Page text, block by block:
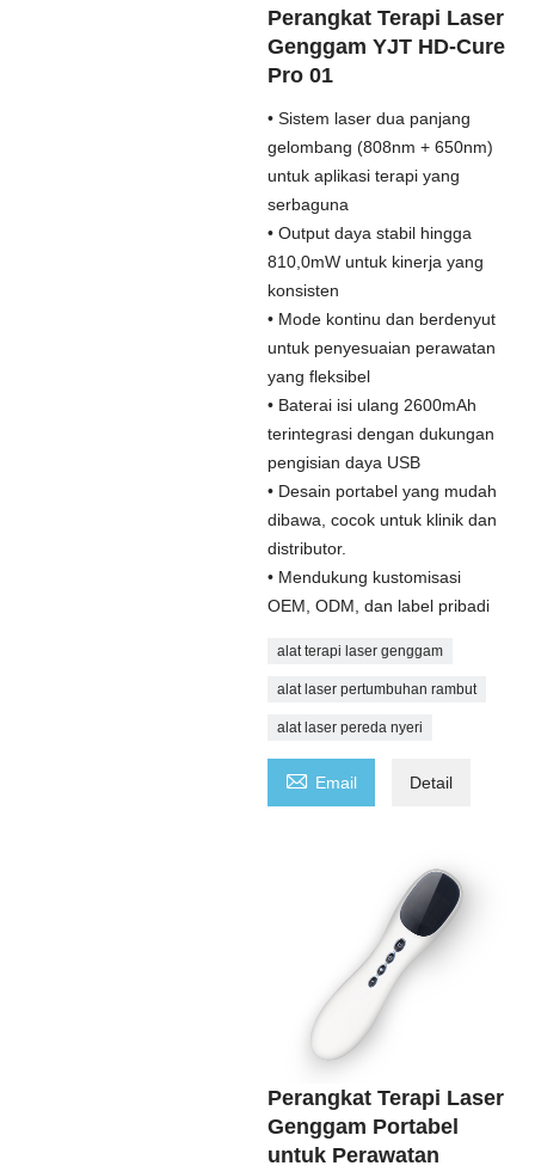
Perangkat Terapi Laser
Genggam YJT HD-Cure
Pro 01
• Sistem laser dua panjang
gelombang (808nm + 650nm)
untuk aplikasi terapi yang
serbaguna
• Output daya stabil hingga
810,0mW untuk kinerja yang
konsisten
• Mode kontinu dan berdenyut
untuk penyesuaian perawatan
yang fleksibel
• Baterai isi ulang 2600mAh
terintegrasi dengan dukungan
pengisian daya USB
• Desain portabel yang mudah
dibawa, cocok untuk klinik dan
distributor.
• Mendukung kustomisasi
OEM, ODM, dan label pribadi
alat terapi laser genggam
alat laser pertumbuhan rambut
alat laser pereda nyeri
 Email Detail
Perangkat Terapi Laser
Genggam Portabel
untuk Perawatan